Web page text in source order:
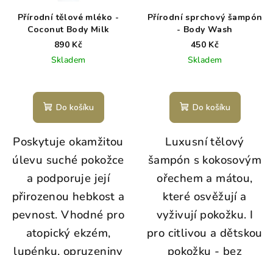
Přírodní tělové mléko -
Coconut Body Milk
890 Kč
Skladem
hodnocení
produktu
z
hvězdiček.
Do košíku
Poskytuje okamžitou
úlevu suché pokožce
a podporuje její
přirozenou hebkost a
pevnost. Vhodné pro
atopický ekzém,
lupénku, opruzeniny
Přírodní sprchový šampón
- Body Wash
450 Kč
Skladem
Do košíku
Luxusní tělový
šampón s kokosovým
ořechem a mátou,
které osvěžují a
vyživují pokožku. I
pro citlivou a dětskou
pokožku - bez